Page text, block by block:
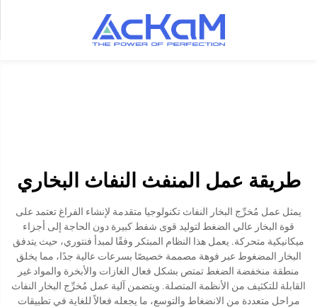
طريقة عمل المنفث النفاث البخاري
يمثل عمل مُخرِّج البخار النفاث تكنولوجيا متقدمة لإنشاء الفراغ تعتمد على
قوة البخار عالي الضغط لتوليد قوى شفط كبيرة دون الحاجة إلى أجزاء
ميكانيكية متحركة. يعمل هذا النظام المبتكر وفقًا لمبدأ فنتوري، حيث يتدفق
البخار المضغوط عبر فوهة مصممة خصيصًا بسرعات عالية جدًا، مما يخلق
منطقة منخفضة الضغط تمتص بشكل فعال الغازات والأبخرة والمواد غير
القابلة للتكثيف من الأنظمة المتصلة. ويتضمن آلية عمل مُخرِّج البخار النفاث
مراحل متعددة من الانضغاط والتوسع، ما يجعله فعالاً للغاية في تطبيقات